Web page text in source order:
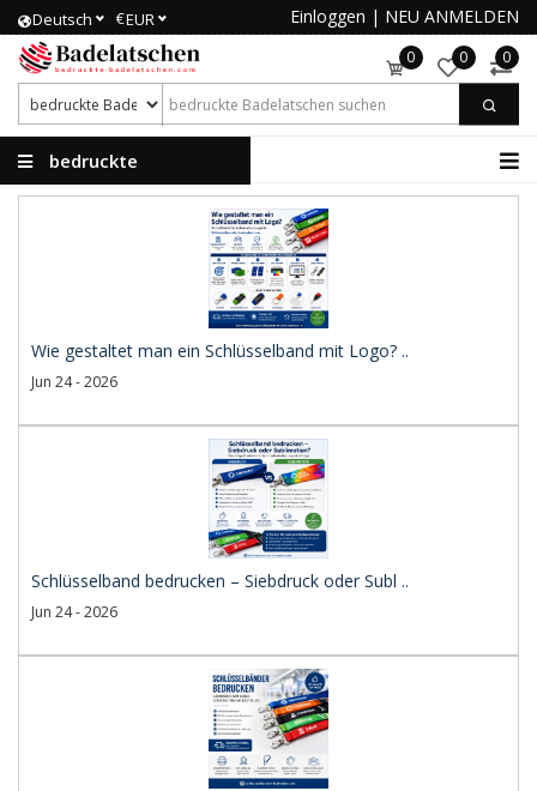
Deutsch €EUR Einloggen | NEU ANMELDEN
0 0 0
bedruckte
Wie gestaltet man ein Schlüsselband mit Logo? ..
Jun 24 - 2026
Schlüsselband bedrucken – Siebdruck oder Subl ..
Jun 24 - 2026